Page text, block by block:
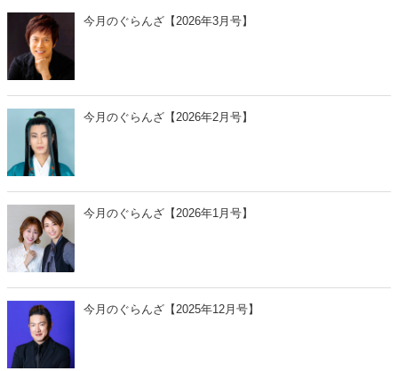
今月のぐらんざ【2026年3月号】
今月のぐらんざ【2026年2月号】
今月のぐらんざ【2026年1月号】
今月のぐらんざ【2025年12月号】